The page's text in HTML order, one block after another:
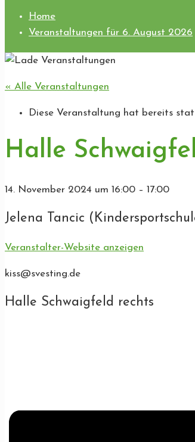
Home
Veranstaltungen für 6. August 2026
« Alle Veranstaltungen
Diese Veranstaltung hat bereits
Halle
14. November 2024 um 16:00 – 17:00
Jelena Tancic
Veranstalter-Website anzeigen
kiss@svesting.de
Halle Schwaigfeld rechts